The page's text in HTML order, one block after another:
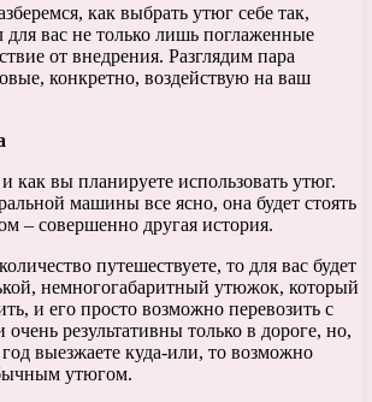
как выбрать утюг себе так,
вас не только лишь поглаженные
от внедрения. Разглядим пара
конкретно, воздействую на ваш
как вы планируете использовать утюг.
машины все ясно, она будет стоять
– совершенно другая история.
путешествуете, то для вас будет
немногогабаритный утюжок, который
и его просто возможно перевозить с
результативны только в дороге, но,
выезжаете куда-или, то возможно
утюгом.